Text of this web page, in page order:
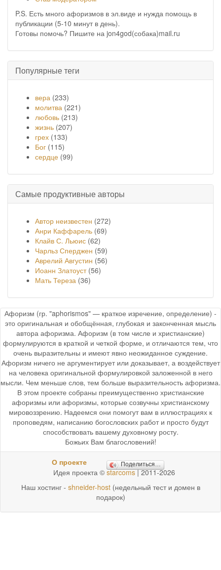
P.S. Есть много афоризмов в эл.виде и нужда помощь в
публикации (5-10 минут в день).
Готовы помочь? Пишите на jon4god(собака)mail.ru
Популярные теги
вера (233)
молитва (221)
любовь (213)
жизнь (207)
грех (133)
Бог (115)
сердце (99)
Самые продуктивные авторы
Автор неизвестен (272)
Анри Каффарель (69)
Клайв С. Льюис (62)
Чарльз Сперджен (59)
Аврелий Августин (56)
Иоанн Златоуст(56)
Мать Тереза (36)
Афоризм (гр. "aphorismos" — краткое изречение, определение) -
это оригинальная и обобщённая, глубокая и законченная мысль
автора афоризма. Афоризм (в том числе и христианские)
формулируются в краткой и четкой форме, и отличаются тем, что
очень выразительны и имеют явно неожиданное суждение.
Афоризм ничего не аргументирует или доказывает, а воздействует
на человека оригинальной формулировкой заложенной в него
мысли. Чем меньше слов, тем больше выразительность афоризма.
В этом проекте собраны преимущественно христианские
афоризмы или афоризмы, которые созвучны христианскому
мировоззрению. Надеемся они помогут вам в иллюстрациях к
проповедям, написанию богословских работ и просто будут
способствовать вашему духовному росту.
Божьих Вам благословений!
О проекте Поделиться…
Идея проекта © starcoms| 2011-2026
Наш хостинг - shneider-host(недельный тест и домен в
подарок)